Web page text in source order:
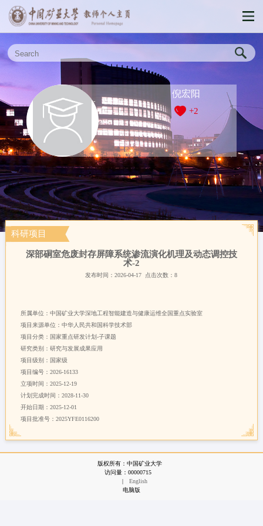
倪宏阳
+2
科研项目
深部硐室危废封存屏障系统渗流演化机理及动态调控技
术-2
发布时间：2026-04-17 点击次数：8
所属单位： 中国矿业大学深地工程智能建造与健康运维全国重点实验室
项目来源单位： 中华人民共和国科学技术部
项目分类： 国家重点研发计划-子课题
研究类别： 研究与发展成果应用
项目级别： 国家级
项目编号： 2026-16133
立项时间： 2025-12-19
计划完成时间： 2028-11-30
开始日期： 2025-12-01
项目批准号： 2025YFE0116200
版权所有：中国矿业大学
访问量： 00000715
|
English
电脑版